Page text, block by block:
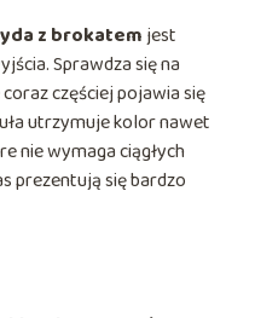
z brokatemjest
Sprawdza się na
częściej pojawia się
utrzymuje kolor nawet
nie wymaga ciągłych
prezentują się bardzo